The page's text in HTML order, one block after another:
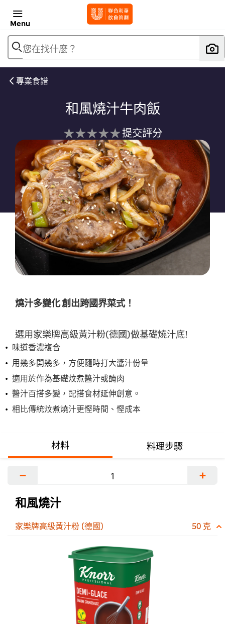
Menu
您在找什麼？
專業食譜
和風燒汁牛肉飯
没
有
为
这
个
recipe
提
交
评
级
提交評分
燒汁多變化 創出跨國界菜式！
選用家樂牌高級黃汁粉(德國)做基礎燒汁底​!
味道香濃複合
用幾多開幾多，方便隨時打大醬汁份量​
適用於作為基礎炆煮醬汁或醃肉
醬汁百搭多變，配搭食材延伸創意​。
相比傳統炆煮燒汁更慳時間、慳成本
材料 料理步驟
− +
和風燒汁
家樂牌高級黃汁粉 (德國) 50 克